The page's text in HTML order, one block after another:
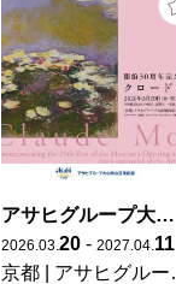
アサヒグループ大山崎山荘美術館 開館30周年記念展「没後100年 クロード・モネ」
2026 03 20 - 2027 04 11
京都
アサヒグループ大山崎山荘美術館